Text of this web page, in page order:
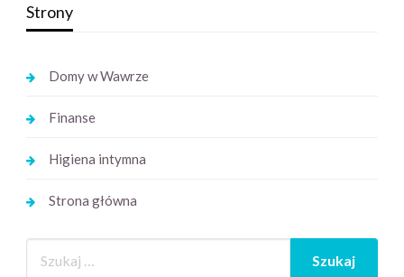
Strony
Domy w Wawrze
Finanse
Higiena intymna
Strona główna